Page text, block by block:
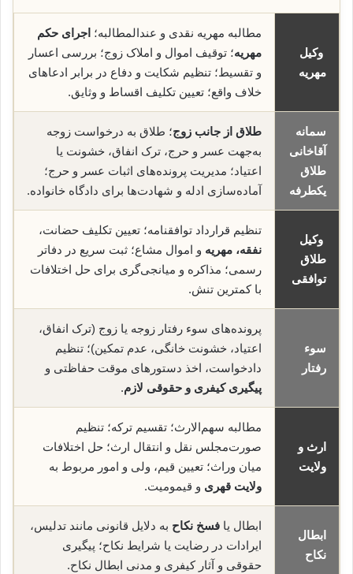
وکیل
مهریه
مطالبه مهریه نقدی و عندالمطالبه؛ اجرای حکم
مهریه؛ توقیف اموال و املاک زوج؛ بررسی اعسار
و تقسیط؛ تنظیم شکایت و دفاع در برابر ادعاهای
خلاف واقع؛ تعیین تکلیف اقساط و وثایق.
سمانه
آقاخانی
طلاق
یکطرفه
طلاق از جانب زوج؛ طلاق به درخواست زوجه
به‌جهت عسر و حرج، ترک انفاق، خشونت یا
اعتیاد؛ مدیریت پرونده‌های اثبات عسر و حرج؛
آماده‌سازی ادله و شهادت‌ها برای دادگاه خانواده.
وکیل
طلاق
توافقی
تنظیم قرارداد توافقنامه؛ تعیین تکلیف حضانت،
نفقه، مهریه و اموال مشاع؛ ثبت سریع در دفاتر
رسمی؛ مذاکره و میانجی‌گری برای حل اختلافات
با کمترین تنش.
سوء
رفتار
پرونده‌های سوء رفتار زوجه یا زوج (ترک انفاق،
اعتیاد، خشونت خانگی، عدم تمکین)؛ تنظیم
دادخواست، اخذ دستورهای موقت حفاظتی و
پیگیری کیفری و حقوقی لازم.
ارث و
ولایت
مطالبه سهم‌الارث؛ تقسیم ترکه؛ تنظیم
صورت‌مجلس نقل و انتقال ارث؛ حل اختلافات
میان وراث؛ تعیین قیم، ولی و امور مربوط به
ولایت قهری و قیمومیت.
ابطال
نکاح
ابطال یا فسخ نکاح به دلایل قانونی مانند تدلیس،
ایرادات در رضایت یا شرایط نکاح؛ پیگیری
حقوقی و آثار کیفری و مدنی ابطال نکاح.